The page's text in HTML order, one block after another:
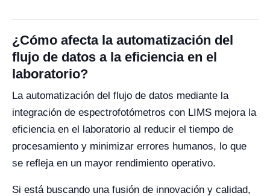
¿Cómo afecta la automatización del
flujo de datos a la eficiencia en el
laboratorio?
La automatización del flujo de datos mediante la
integración de espectrofotómetros con LIMS mejora la
eficiencia en el laboratorio al reducir el tiempo de
procesamiento y minimizar errores humanos, lo que
se refleja en un mayor rendimiento operativo.
Si está buscando una fusión de innovación y calidad,